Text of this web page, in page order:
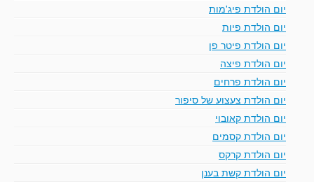
יום הולדת פיג'מות
יום הולדת פיות
יום הולדת פיטר פן
יום הולדת פיצה
יום הולדת פרחים
יום הולדת צעצוע של סיפור
יום הולדת קאובוי
יום הולדת קסמים
יום הולדת קרקס
יום הולדת קשת בענן